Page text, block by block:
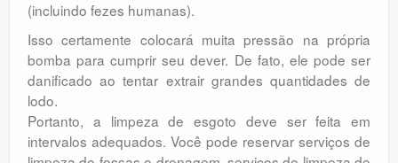
(incluindo fezes humanas).
Isso certamente colocará muita pressão na própria
bomba para cumprir seu dever. De fato, ele pode ser
danificado ao tentar extrair grandes quantidades de
lodo.
Portanto, a limpeza de esgoto deve ser feita em
intervalos adequados. Você pode reservar serviços de